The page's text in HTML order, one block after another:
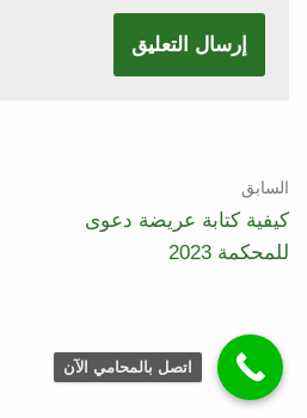
السابق
كيفية كتابة عريضة دعوى
للمحكمة 2023
اتصل بالمحامي الآن